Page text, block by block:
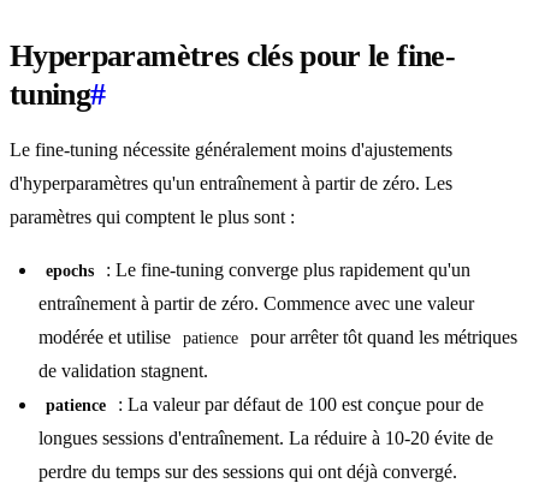
Hyperparamètres clés pour le fine-
tuning#
Le fine-tuning nécessite généralement moins d'ajustements
d'hyperparamètres qu'un entraînement à partir de zéro. Les
paramètres qui comptent le plus sont :
epochs
: Le fine-tuning converge plus rapidement qu'un
entraînement à partir de zéro. Commence avec une valeur
modérée et utilise
patience
pour arrêter tôt quand les métriques
de validation stagnent.
patience
: La valeur par défaut de 100 est conçue pour de
longues sessions d'entraînement. La réduire à 10-20 évite de
perdre du temps sur des sessions qui ont déjà convergé.